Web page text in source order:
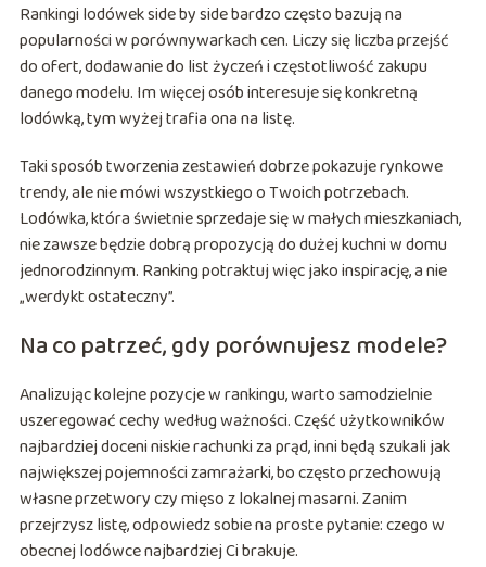
Rankingi lodówek side by side bardzo często bazują na
popularności w porównywarkach cen. Liczy się liczba przejść
do ofert, dodawanie do list życzeń i częstotliwość zakupu
danego modelu. Im więcej osób interesuje się konkretną
lodówką, tym wyżej trafia ona na listę.
Taki sposób tworzenia zestawień dobrze pokazuje rynkowe
trendy, ale nie mówi wszystkiego o Twoich potrzebach.
Lodówka, która świetnie sprzedaje się w małych mieszkaniach,
nie zawsze będzie dobrą propozycją do dużej kuchni w domu
jednorodzinnym. Ranking potraktuj więc jako inspirację, a nie
„werdykt ostateczny”.
Na co patrzeć, gdy porównujesz modele?
Analizując kolejne pozycje w rankingu, warto samodzielnie
uszeregować cechy według ważności. Część użytkowników
najbardziej doceni niskie rachunki za prąd, inni będą szukali jak
największej pojemności zamrażarki, bo często przechowują
własne przetwory czy mięso z lokalnej masarni. Zanim
przejrzysz listę, odpowiedz sobie na proste pytanie: czego w
obecnej lodówce najbardziej Ci brakuje.